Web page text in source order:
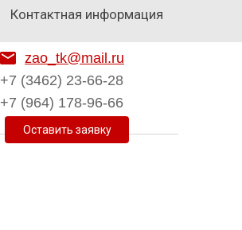
Контактная информация
zao_tk@mail.ru
+7 (3462) 23-66-28
+7 (964) 178-96-66